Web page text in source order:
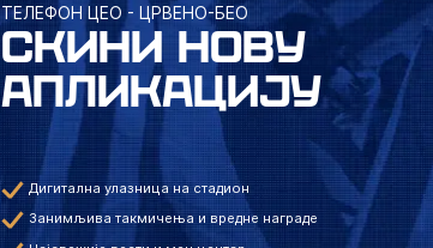
ТЕЛЕФОН ЦЕО - ЦРВЕНО-БЕО
СКИНИ НОВУ
АПЛИКАЦИЈУ
Дигитална улазница на стадион
Занимљива такмичења и вредне награде